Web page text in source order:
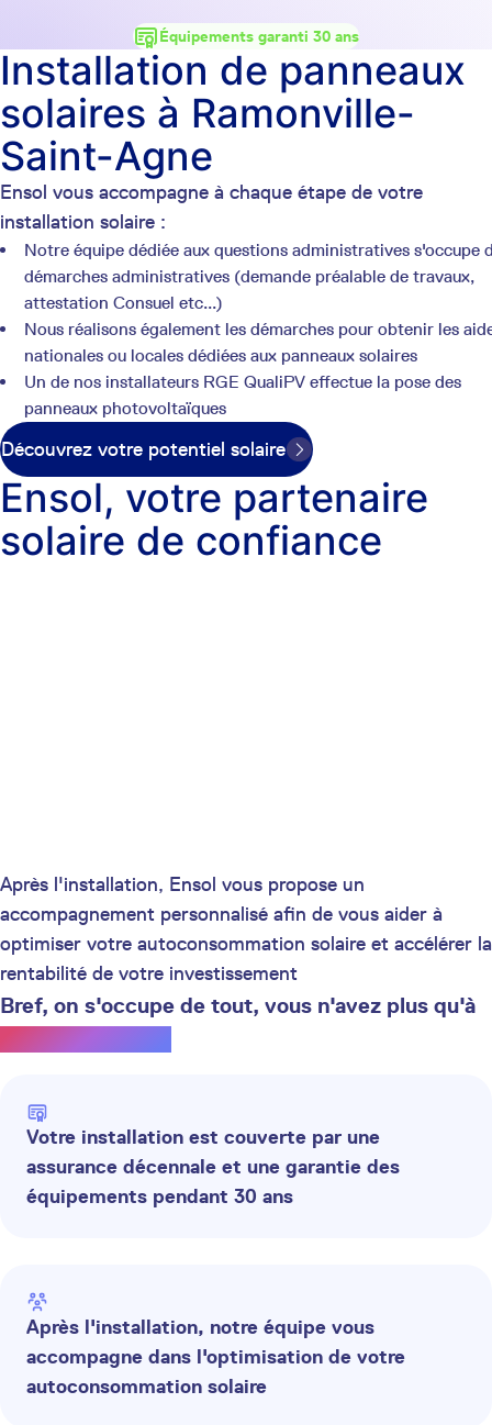
Équipements garanti 30 ans
Ensol vous accompagne à chaque étape de votre
installation solaire :
Notre équipe dédiée aux questions administratives s'occupe
démarches administratives (demande préalable de travaux,
attestation Consuel etc...)
Nous réalisons également les démarches pour obtenir les
nationales ou locales dédiées aux panneaux solaires
Un de nos installateurs RGE QualiPV effectue la pose des
panneaux photovoltaïques
Découvrez votre potentiel solaire
Installation de panneaux
solaires à Ramonville-
Saint-Agne
Ensol, votre partenaire
solaire de confiance
Après l'installation, Ensol vous propose un
accompagnement personnalisé afin de vous aider à
optimiser votre autoconsommation solaire et accélérer la
rentabilité de votre investissement
Bref, on s'occupe de tout, vous n'avez plus qu'à
profiter du soleil.
Votre installation est couverte par une
assurance décennale et une garantie des
équipements pendant 30 ans
Après l'installation, notre équipe vous
accompagne dans l'optimisation de votre
autoconsommation solaire